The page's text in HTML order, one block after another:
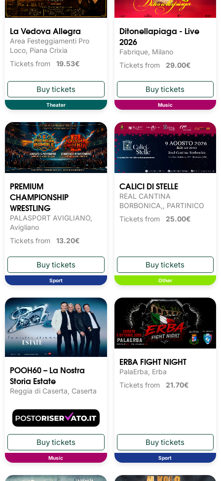
La Vedova Allegra
Area Festeggiamenti Pro
Loco, Piana Crixia
Tickets from 19.53€
Theater
Ditonellapiaga - Live
2026
Fabrique, Milano
Tickets from 29.00€
Music
PREMIUM
CHAMPIONSHIP
WRESTLING
PALASPORT AVIGLIANO,
Avigliano
Tickets from 13.20€
Sport
CALICI DI STELLE
REAL CANTINA
BORBONICA,, PARTINICO
Tickets from 25.00€
Other
POOH60 – La Nostra
Storia Estate
Reggia di Caserta, Caserta
Music
ERBA FIGHT NIGHT
PalaErba, Erba
Tickets from 21.70€
Sport